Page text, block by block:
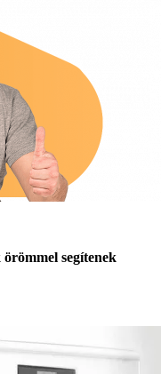
segítenek